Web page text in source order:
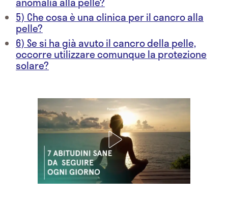
5) Che cosa è una clinica per il cancro alla
pelle?
6) Se si ha già avuto il cancro della pelle,
occorre utilizzare comunque la protezione
solare?